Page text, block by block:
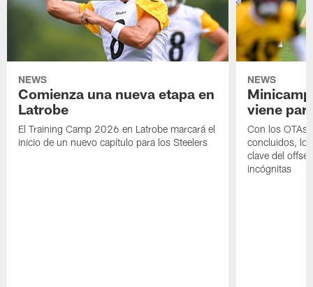
NEWS
Comienza una nueva etapa en
Latrobe
El Training Camp 2026 en Latrobe marcará el
inicio de un nuevo capítulo para los Steelers
NEWS
viene
Con los OTAs
concluidos,
clave del
incógnitas